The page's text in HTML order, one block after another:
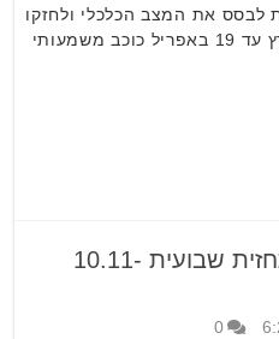
לבסס את המצב הכלכלי ולחזקו
דרך ייעוץ מקצועי . טלה 21 במרץ עד 19 באפריל כוכב משמעותי
הורוסקופ/אסטרולוגיה: תחזית שבועית 10.11-
0